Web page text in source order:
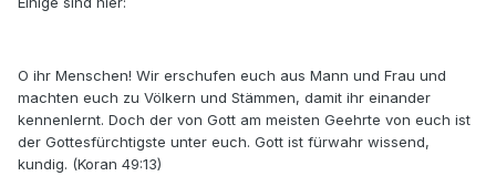
O ihr Menschen! Wir erschufen euch aus Mann und Frau und
machten euch zu Völkern und Stämmen, damit ihr einander
kennenlernt. Doch der von Gott am meisten Geehrte von euch ist
der Gottesfürchtigste unter euch. Gott ist fürwahr wissend,
kundig. (Koran 49:13)